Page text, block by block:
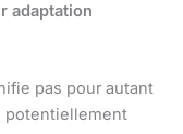
adaptation
pas pour autant
potentiellement